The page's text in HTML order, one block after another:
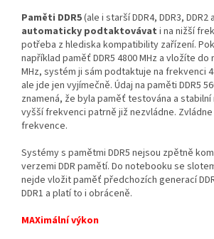
Paměti DDR5(ale i starší DDR4, DDR3, DDR2
automaticky podtaktovávat i na nižší
potřeba z hlediska kompatibility zařízení.
například paměť DDR5 4800 MHz a vložíte do
MHz, systém ji sám podtaktuje na frekvenci
ale jde jen vyjímečně. Údaj na paměti DDR5
znamená, že byla paměť testována a
vyšší frekvenci patrně již nezvládne.
frekvence.
Systémy s pamětmi DDR5 nejsou zpětně
verzemi DDR pamětí. Do notebooku se slotem
nejde vložit paměť předchozích generací
DDR1 a platí to i obráceně.
MAXimální výkon